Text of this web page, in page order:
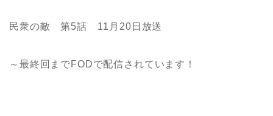
民衆の敵 第5話 11月20日放送
～最終回までFODで配信されています！